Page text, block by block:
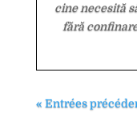
cine necesită
fără
« Entrées